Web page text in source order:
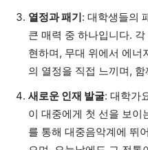
열정과 패기: 대학생들의
큰 매력 중 하나입니다.
현하며, 무대 위에서 에너
의 열정을 직접 느끼며,
새로운 인재 발굴: 대학가
이 대중에게 첫 선을 보이
를 통해 대중음악계에 뛰